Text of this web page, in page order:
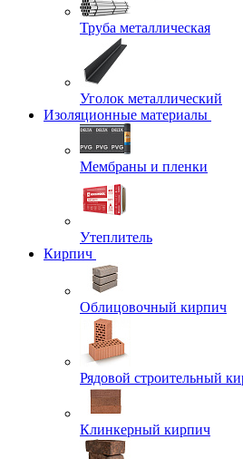
Труба металлическая
Уголок металлический
Изоляционные материалы
Мембраны и пленки
Утеплитель
Кирпич
Облицовочный кирпич
Рядовой строительный
Клинкерный кирпич